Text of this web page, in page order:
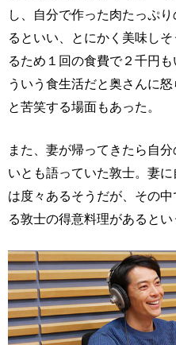
し、自分で作った肉たっぷ
るといい、とにかく美味し
るため１回の食費で２千円
ういう食生活だと奥さんに
と苦笑する場面もあった。
また、妻が帰ってきたら自
いとも語っていた敦士。妻
は度々あるそうだが、その
る敦士の得意料理があるとい